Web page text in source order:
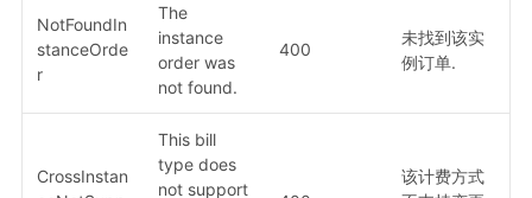
NotFoundIn
stanceOrde
r
The
instance
order was
not found.
400
未找到该实
例订单.
CrossInstan
This bill
type does
not support
该计费方式